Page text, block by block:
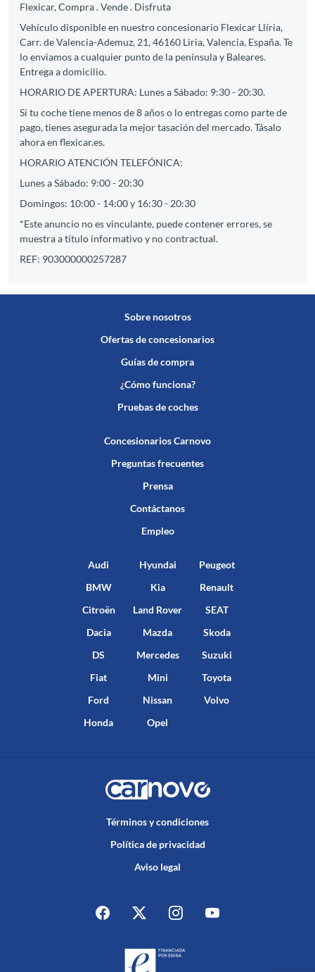
Flexicar, Compra . Vende . Disfruta
Vehículo disponible en nuestro concesionario Flexicar Llíria,
Carr. de Valencia-Ademuz, 21, 46160 Liria, Valencia, España. Te
lo enviamos a cualquier punto de la península y Baleares.
Entrega a domicilio.
HORARIO DE APERTURA: Lunes a Sábado: 9:30 - 20:30.
Si tu coche tiene menos de 8 años o lo entregas como parte de
pago, tienes asegurada la mejor tasación del mercado. Tásalo
ahora en flexicar.es.
HORARIO ATENCIÓN TELEFÓNICA:
Lunes a Sábado: 9:00 - 20:30
Domingos: 10:00 - 14:00 y 16:30 - 20:30
*Este anuncio no es vinculante, puede contener errores, se
muestra a título informativo y no contractual.
REF: 903000000257287
Sobre nosotros
Ofertas de concesionarios
Guías de compra
¿Cómo funciona?
Pruebas de coches
Concesionarios Carnovo
Preguntas frecuentes
Prensa
Contáctanos
Empleo
Audi
BMW
Citroën
Dacia
DS
Fiat
Ford
Honda
Hyundai
Kia
Land Rover
Mazda
Mercedes
Mini
Nissan
Opel
Peugeot
Renault
SEAT
Skoda
Suzuki
Toyota
Volvo
Términos y condiciones
Política de privacidad
Aviso legal